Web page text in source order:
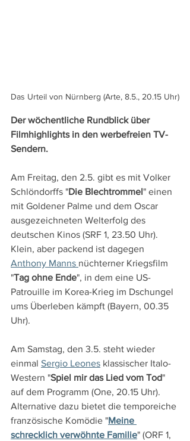
Das Urteil von Nürnberg (Arte, 8.5., 20.15 Uhr)
Der wöchentliche Rundblick über
Filmhighlights in den werbefreien TV-
Sendern.
Am Freitag, den 2.5. gibt es mit Volker
Schlöndorffs "Die Blechtrommel" einen
mit Goldener Palme und dem Oscar
ausgezeichneten Welterfolg des
deutschen Kinos (SRF 1, 23.50 Uhr).
Klein, aber packend ist dagegen
Anthony Manns nüchterner Kriegsfilm
"Tag ohne Ende", in dem eine US-
Patrouille im Korea-Krieg im Dschungel
ums Überleben kämpft (Bayern, 00.35
Uhr).
Am Samstag, den 3.5. steht wieder
einmal Sergio Leones klassischer Italo-
Western "Spiel mir das Lied vom Tod"
auf dem Programm (One, 20.15 Uhr).
Alternative dazu bietet die temporeiche
französische Komödie "Meine
schrecklich verwöhnte Familie" (ORF 1,